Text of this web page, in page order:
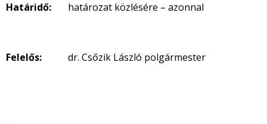
Határidő: határozat közlésére – azonnal
Felelős: dr. Csőzik László polgármester